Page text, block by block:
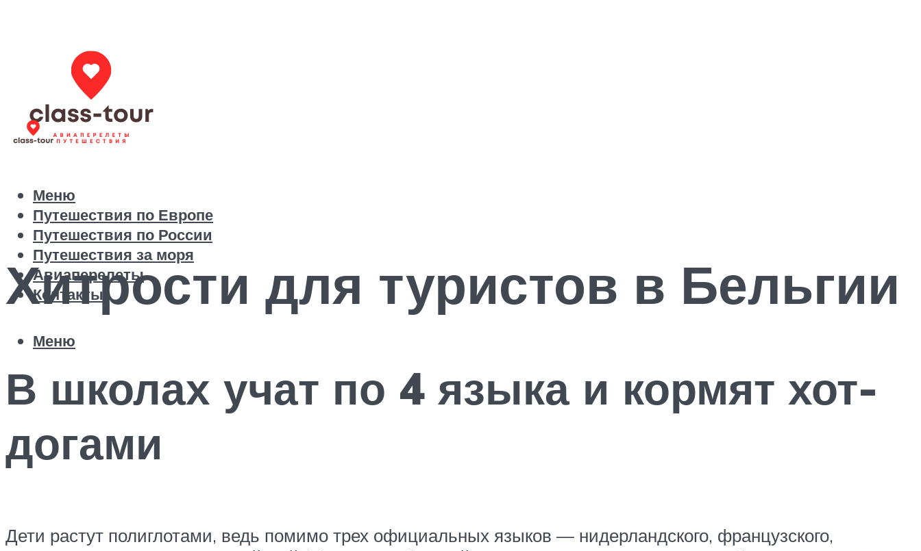
Путешествия по Европе
Путешествия по России
Путешествия за моря
Авиаперелеты
Контакты
Меню
Меню
Хитрости для туристов в Бельгии
В школах учат по 4 языка и кормят хот-
догами
Дети растут полиглотами, ведь помимо трех официальных языков — нидерландского, французского,